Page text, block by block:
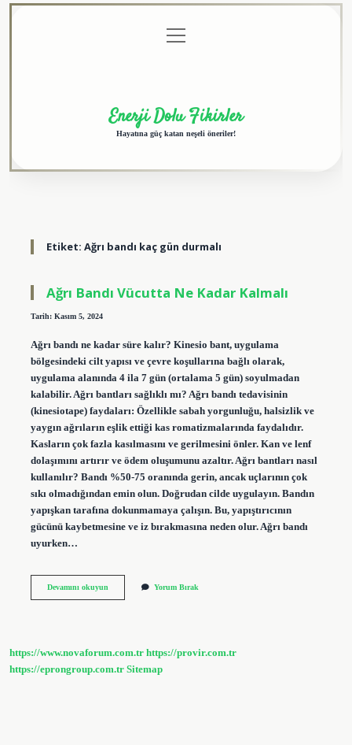
menüyü
aç
Enerji Dolu Fikirler
Hayatına güç katan neşeli öneriler!
Etiket: Ağrı bandı kaç gün durmalı
Ağrı Bandı Vücutta Ne Kadar Kalmalı
Tarih: Kasım 5, 2024
Ağrı bandı ne kadar süre kalır? Kinesio bant, uygulama
bölgesindeki cilt yapısı ve çevre koşullarına bağlı olarak,
uygulama alanında 4 ila 7 gün (ortalama 5 gün) soyulmadan
kalabilir. Ağrı bantları sağlıklı mı? Ağrı bandı tedavisinin
(kinesiotape) faydaları: Özellikle sabah yorgunluğu, halsizlik ve
yaygın ağrıların eşlik ettiği kas romatizmalarında faydalıdır.
Kasların çok fazla kasılmasını ve gerilmesini önler. Kan ve lenf
dolaşımını artırır ve ödem oluşumunu azaltır. Ağrı bantları nasıl
kullanılır? Bandı %50-75 oranında gerin, ancak uçlarının çok
sıkı olmadığından emin olun. Doğrudan cilde uygulayın. Bandın
yapışkan tarafına dokunmamaya çalışın. Bu, yapıştırıcının
gücünü kaybetmesine ve iz bırakmasına neden olur. Ağrı bandı
uyurken…
Devamını okuyunAğrı
Yorum Bırak
https://www.novaforum.com.tr https://provir.com.tr
https://eprongroup.com.tr Sitemap